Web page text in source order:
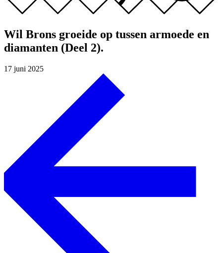
Wil Brons groeide op tussen armoede en
diamanten (Deel 2).
17 juni 2025